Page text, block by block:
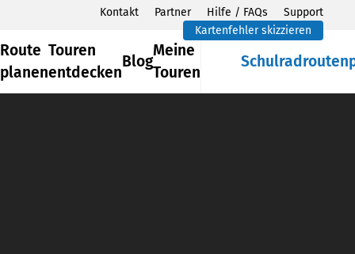
Kontakt Partner Hilfe / FAQs
Support
Kartenfehler skizzieren
Route
planen
Touren
entdecken
Blog
Meine
Touren